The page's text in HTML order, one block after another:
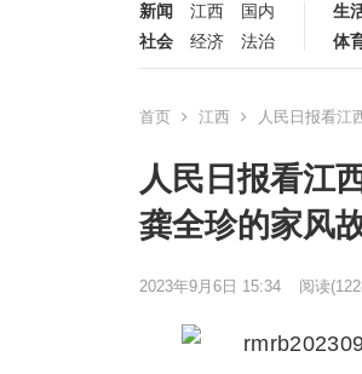
新闻 江西
国内
社会
经济 法治
生
体
首页 江西 人民日报看江
人民日报看江
龚全珍的家风
2023年9月6日 15:34 阅读